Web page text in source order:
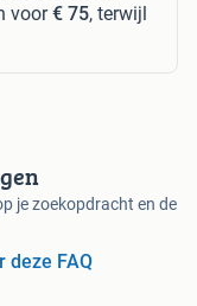
voor€ 75, terwijl
je zoekopdracht en de
deze FAQ